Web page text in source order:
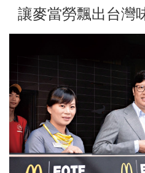
讓麥當勞飄出台灣